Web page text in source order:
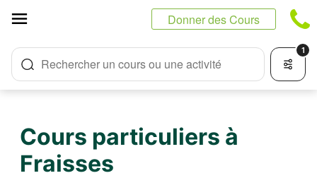
Donner des Cours
Rechercher un cours ou une activité
1
Cours particuliers à
Fraisses